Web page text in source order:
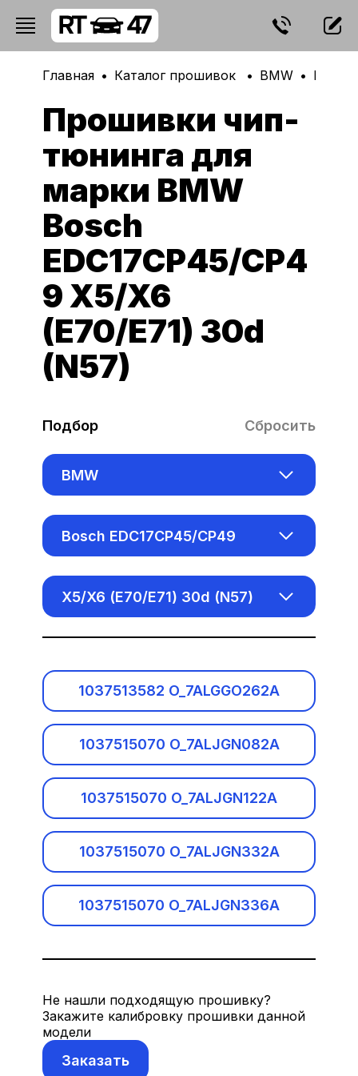
Главная Каталог прошивок BMW Bosch
Прошивки чип-
тюнинга для
марки BMW
Bosch
EDC17CP45/CP4
9 X5/X6
(E70/E71) 30d
(N57)
Подбор Сбросить
BMW
Acura
Alfa Romeo
Audi
Benelli
Bentley
BMW
Brilliance
Chery
Chevrolet
Bosch EDC17CP45/CP49
Bosch EDC16C31/C35
Bosch EDC16CP35
Bosch EDC17C50/C56
Bosch EDC17CP02
Bosch EDC17CP09
Bosch EDC17CP45/CP49
Bosch MD1CP002
Bosch MD1CP032
Bosch MD1CS001
Bosch MD1CS015
X5/X6 (E70/E71) 30d (N57)
1037513582 O_7ALGGO262A
1037515070 O_7ALJGN082A
1037515070 O_7ALJGN122A
1037515070 O_7ALJGN332A
1037515070 O_7ALJGN336A
Заказать
Не нашли подходящую прошивку?
Закажите калибровку прошивки данной
модели
Логин и пароль